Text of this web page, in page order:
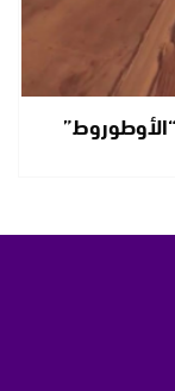
“الأوطوروط”